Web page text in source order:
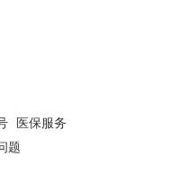
治；肺移植患者内
医保服务
题